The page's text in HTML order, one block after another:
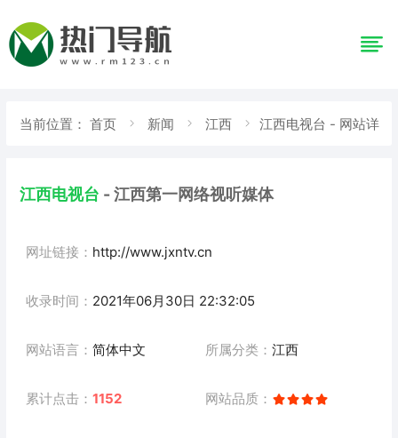
当前位置： 首页 新闻 江西 江西电视台 - 网站详
江西电视台 - 江西第一网络视听媒体
网址链接： http://www.jxntv.cn
收录时间： 2021年06月30日 22:32:05
网站语言： 简体中文 所属分类： 江西
累计点击： 1152 网站品质：